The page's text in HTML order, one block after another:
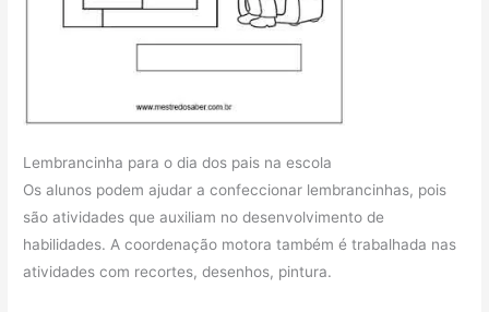
Lembrancinha para o dia dos pais na escola
Os alunos podem ajudar a confeccionar lembrancinhas, pois
são atividades que auxiliam no desenvolvimento de
habilidades. A coordenação motora também é trabalhada nas
atividades com recortes, desenhos, pintura.